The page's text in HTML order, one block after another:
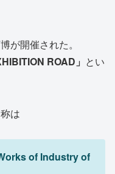
が開催された。
ROAD」 とい
は
of Industry of